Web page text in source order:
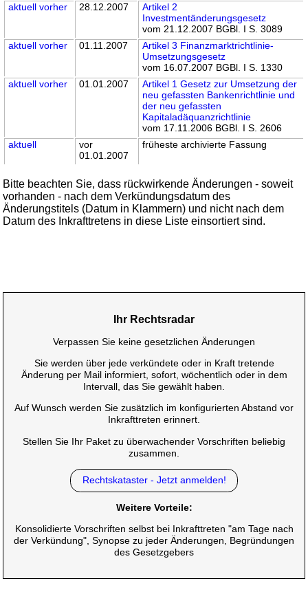
aktuell vorher 28.12.2007
Artikel 2
Investmentänderungsgesetz
vom 21.12.2007 BGBl. I S. 3089
aktuell vorher 01.11.2007
Artikel 3 Finanzmarktrichtlinie-
Umsetzungsgesetz
vom 16.07.2007 BGBl. I S. 1330
aktuell vorher 01.01.2007
Artikel 1 Gesetz zur Umsetzung der
neu gefassten Bankenrichtlinie und
der neu gefassten
Kapitaladäquanzrichtlinie
vom 17.11.2006 BGBl. I S. 2606
aktuell
vor
01.01.2007
früheste archivierte Fassung
Bitte beachten Sie, dass rückwirkende Änderungen - soweit
vorhanden - nach dem Verkündungsdatum des
Änderungstitels (Datum in Klammern) und nicht nach dem
Datum des Inkrafttretens in diese Liste einsortiert sind.
Ihr Rechtsradar
Verpassen Sie keine gesetzlichen Änderungen
Sie werden über jede verkündete oder in Kraft tretende
Änderung per Mail informiert, sofort, wöchentlich oder in dem
Intervall, das Sie gewählt haben.
Auf Wunsch werden Sie zusätzlich im konfigurierten Abstand vor
Inkrafttreten erinnert.
Stellen Sie Ihr Paket zu überwachender Vorschriften beliebig
zusammen.
Rechtskataster - Jetzt anmelden!
Weitere Vorteile:
Konsolidierte Vorschriften selbst bei Inkrafttreten "am Tage nach
der Verkündung", Synopse zu jeder Änderungen, Begründungen
des Gesetzgebers